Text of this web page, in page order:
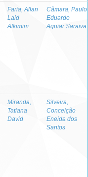
Faria, Allan
Laid
Alkimim
Câmara, Paulo
Eduardo
Aguiar Saraiva
Miranda,
Tatiana
David
Silveira,
Conceição
Eneida dos
Santos